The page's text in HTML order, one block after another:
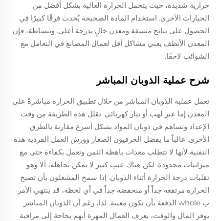
حرارية شديدة، حيث يتحمل الحرارة العالية بشكل أفضل من
الخيارات الأخرى. استخدام المادة الصحيحة يُحدث فرقًا كبيرًا في
الحصول على نتائج متسقة ومعدن خالٍ بدرجة أعلى. وببساطة، فإن
المعدن الأنظف يعني مشاكل أقل لعمال المصانع في التعامل مع
الشوائب لاحقًا.
شرح عملية الذوبان المباشر
تعمل عملية الذوبان المباشر من خلال تطبيق الحرارة مباشرةً على
المعدن إما عبر لهب أو تيار كهربائي. تقلل هذه الطريقة من وقت
الإعداد وتساهم في ذوبان المواد بشكل أسرع مقارنة بالطرق
الأخرى. غالباً ما يفضل الحرفيون الصغار وورش العمل الفردية هذه
التقنية لأنها لا تتطلب معدات باهظة الثمن وتعمل بكفاءة حتى مع
ميزانيات محدودة. لكن هناك عيب كبير لا يمكن تجاهله، ألا وهو
تقلبات درجة الحرارة أثناء الذوبان. إذا سمح المشغلون بأن تصبح
الحرارة مرتفعة جداً أو منخفضة جداً في أي لحظة، قد ينتهي الأمر
ب whole الدفعة بأن تكون معيبة. لذا، رغم أن الذوبان المباشر
يوفر المال والوقت، يعرف العمال المهرة أنهم بحاجة إلى مراقبة